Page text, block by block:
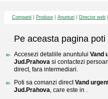
Companii Produse Anunturi Director web
Pe aceasta pagina poti
Accesezi detaliile anuntului Vand
Jud.Prahova si contactezi
direct, fara intermediari.
Poti sa comanzi directVand
Jud.Prahova, care este in .